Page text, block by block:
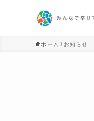
ホーム お知らせ